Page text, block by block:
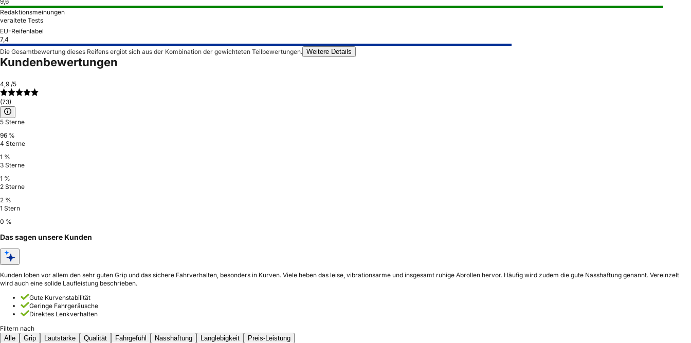
Redaktionsmeinungen
veraltete Tests
EU-Reifenlabel
7,4
Die Gesamtbewertung dieses Reifens ergibt sich aus der Kombination der gewichteten Teilbewertungen. Weitere Details
Kundenbewertungen
4,9 /5
(73)
5 Sterne
96 %
4 Sterne
1 %
3 Sterne
1 %
2 Sterne
2 %
1 Stern
0 %
Das sagen unsere Kunden
Kunden loben vor allem den sehr guten Grip und das sichere Fahrverhalten, besonders in Kurven. Viele heben das leise, vibrationsarme und insgesamt ruhige Abrollen hervor. Häufig wird zudem die gute Nasshaftung genannt. Vereinzelt
wird auch eine solide Laufleistung beschrieben.
Gute Kurvenstabilität
Geringe Fahrgeräusche
Direktes Lenkverhalten
Filtern nach
Alle
Grip Lautstärke Qualität Fahrgefühl Nasshaftung Langlebigkeit
Preis-Leistung